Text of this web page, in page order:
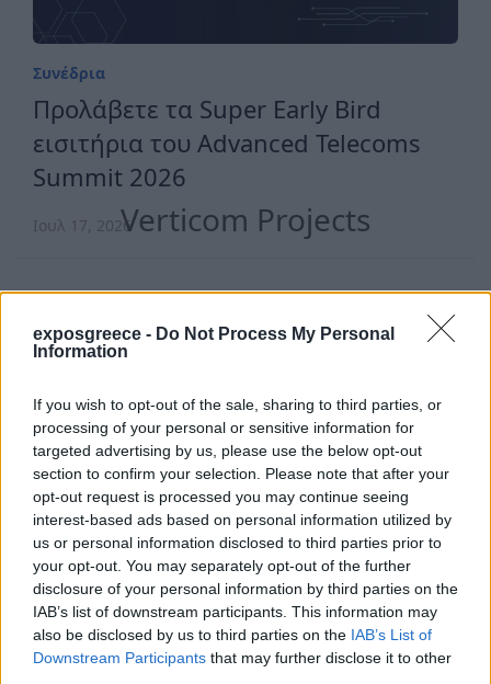
exposgreece - Do Not Process My Personal
Information
If you wish to opt-out of the sale, sharing to third parties, or
processing of your personal or sensitive information for
targeted advertising by us, please use the below opt-out
section to confirm your selection. Please note that after your
opt-out request is processed you may continue seeing
interest-based ads based on personal information utilized by
us or personal information disclosed to third parties prior to
your opt-out. You may separately opt-out of the further
disclosure of your personal information by third parties on the
IAB’s list of downstream participants. This information may
also be disclosed by us to third parties on the IAB’s List of
Downstream Participants that may further disclose it to other
Συνέδρια
Προλάβετε τα Super Early Bird
εισιτήρια του Advanced Telecoms
Summit 2026
Ιουλ 17, 2026Verticom Projects